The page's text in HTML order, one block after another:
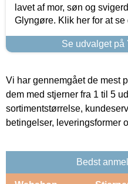
lavet af mor, søn og
Glyngøre. Klik her for at se
Se udvalget på
Vi har gennemgået de mest
dem med stjerner fra 1 til 5
sortimentstørrelse,
betingelser, leveringsformer
Bedst